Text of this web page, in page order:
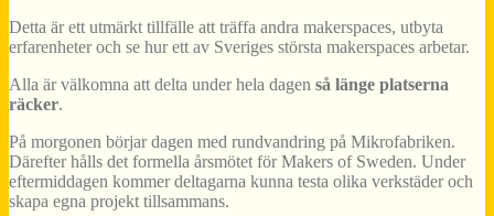
Detta är ett utmärkt tillfälle att träffa andra makerspaces, utbyta
erfarenheter och se hur ett av Sveriges största makerspaces arbetar.
Alla är välkomna att delta under hela dagen så länge platserna
räcker.
På morgonen börjar dagen med rundvandring på Mikrofabriken.
Därefter hålls det formella årsmötet för Makers of Sweden. Under
eftermiddagen kommer deltagarna kunna testa olika verkstäder och
skapa egna projekt tillsammans.